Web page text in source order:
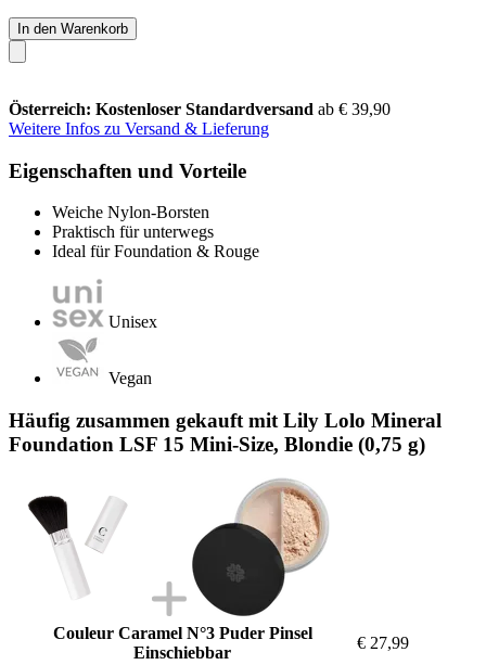
In den Warenkorb
Österreich: Kostenloser Standardversand ab € 39,90
Weitere Infos zu Versand & Lieferung
Eigenschaften und Vorteile
Weiche Nylon-Borsten
Praktisch für unterwegs
Ideal für Foundation & Rouge
Unisex
Vegan
Häufig zusammen gekauft mit Lily Lolo Mineral
Foundation LSF 15 Mini-Size, Blondie (0,75 g)
Couleur Caramel N°3 Puder Pinsel
Einschiebbar
€ 27,99